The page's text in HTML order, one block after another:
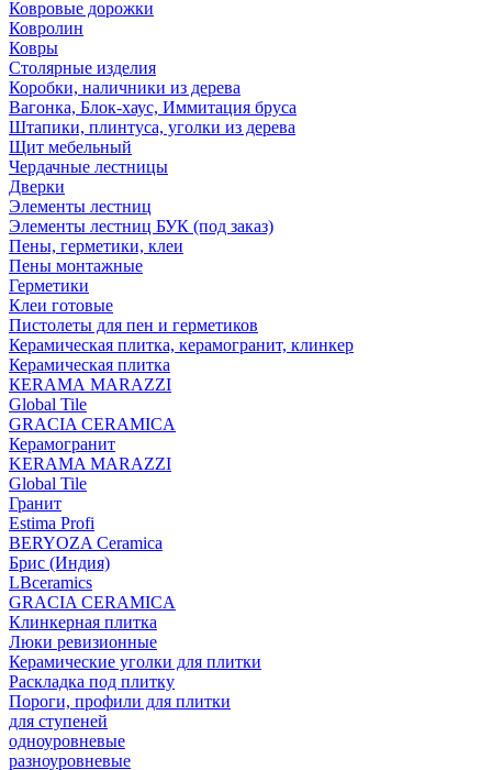
Ковровые дорожки
Ковролин
Ковры
Столярные изделия
Коробки, наличники из дерева
Вагонка, Блок-хаус, Иммитация бруса
Штапики, плинтуса, уголки из дерева
Щит мебельный
Чердачные лестницы
Дверки
Элементы лестниц
Элементы лестниц БУК (под заказ)
Пены, герметики, клеи
Пены монтажные
Герметики
Клеи готовые
Пистолеты для пен и герметиков
Керамическая плитка, керамогранит, клинкер
Керамическая плитка
КЕRАМА MARAZZI
Global Tile
GRACIA CERAMICA
Керамогранит
KERAMA MARAZZI
Global Tile
Гранит
Estima Profi
BERYOZA Ceramica
Брис (Индия)
LBceramics
GRACIA CERAMICA
Клинкерная плитка
Люки ревизионные
Керамические уголки для плитки
Раскладка под плитку
Пороги, профили для плитки
для ступеней
одноуровневые
разноуровневые